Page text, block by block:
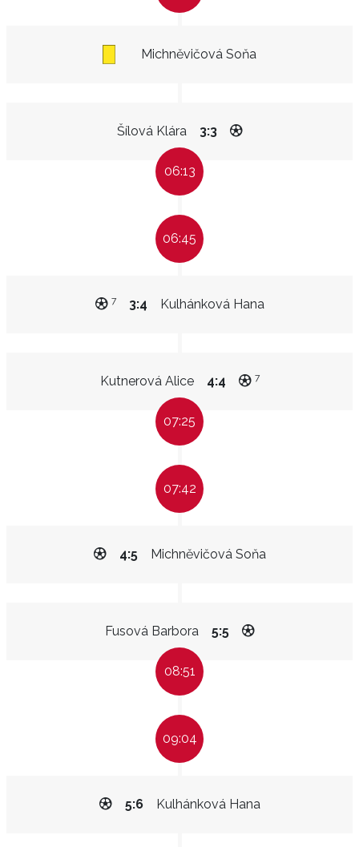
Michněvičová Soňa
Šílová Klára 3:3
06:13
06:45
Kulhánková Hana
3:4
7
Kutnerová Alice 4:4 7
07:25
07:42
Michněvičová Soňa
4:5
Fusová Barbora 5:5
08:51
09:04
Kulhánková Hana
5:6